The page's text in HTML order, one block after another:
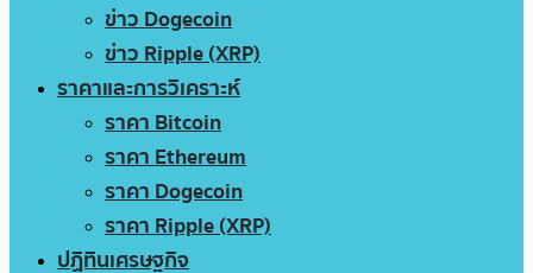
ข่าว Dogecoin
ข่าว Ripple (XRP)
ราคาและการวิเคราะห์
ราคา Bitcoin
ราคา Ethereum
ราคา Dogecoin
ราคา Ripple (XRP)
ปฏิทินเศรษฐกิจ